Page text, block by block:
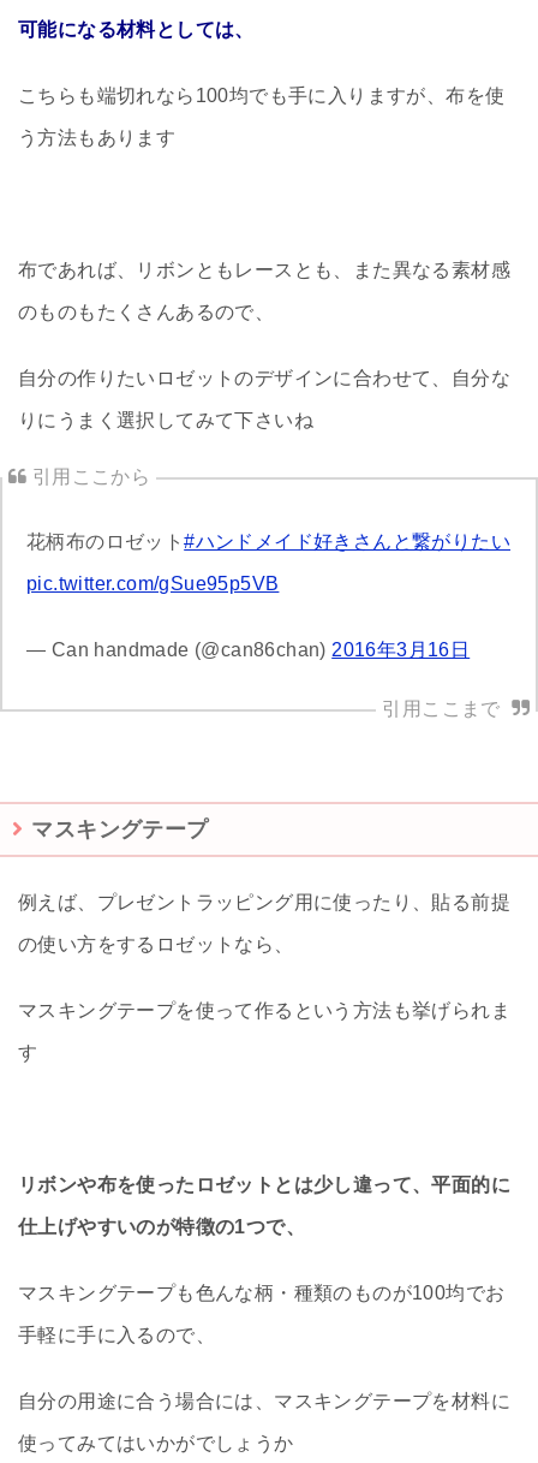
可能になる材料としては、
こちらも端切れなら100均でも手に入りますが、布を使
う方法もあります
布であれば、リボンともレースとも、また異なる素材感
のものもたくさんあるので、
自分の作りたいロゼットのデザインに合わせて、自分な
りにうまく選択してみて下さいね
花柄布のロゼット#ハンドメイド好きさんと繋がりたい
pic.twitter.com/gSue95p5VB
— Can handmade (@can86chan) 2016年3月16日
マスキングテープ
例えば、プレゼントラッピング用に使ったり、貼る前提
の使い方をするロゼットなら、
マスキングテープを使って作るという方法も挙げられま
す
リボンや布を使ったロゼットとは少し違って、平面的に
仕上げやすいのが特徴の1つで、
マスキングテープも色んな柄・種類のものが100均でお
手軽に手に入るので、
自分の用途に合う場合には、マスキングテープを材料に
使ってみてはいかがでしょうか